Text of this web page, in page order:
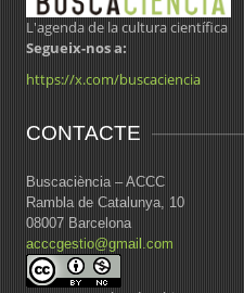
L'agenda de la cultura científica
Segueix-nos a:
https://x.com/buscaciencia
CONTACTE
Buscaciència – ACCC
Rambla de Catalunya, 10
08007 Barcelona
acccgestio@gmail.com